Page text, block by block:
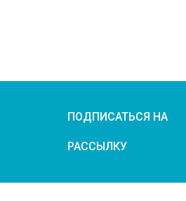
ПОДПИСАТЬСЯ НА
РАССЫЛКУ